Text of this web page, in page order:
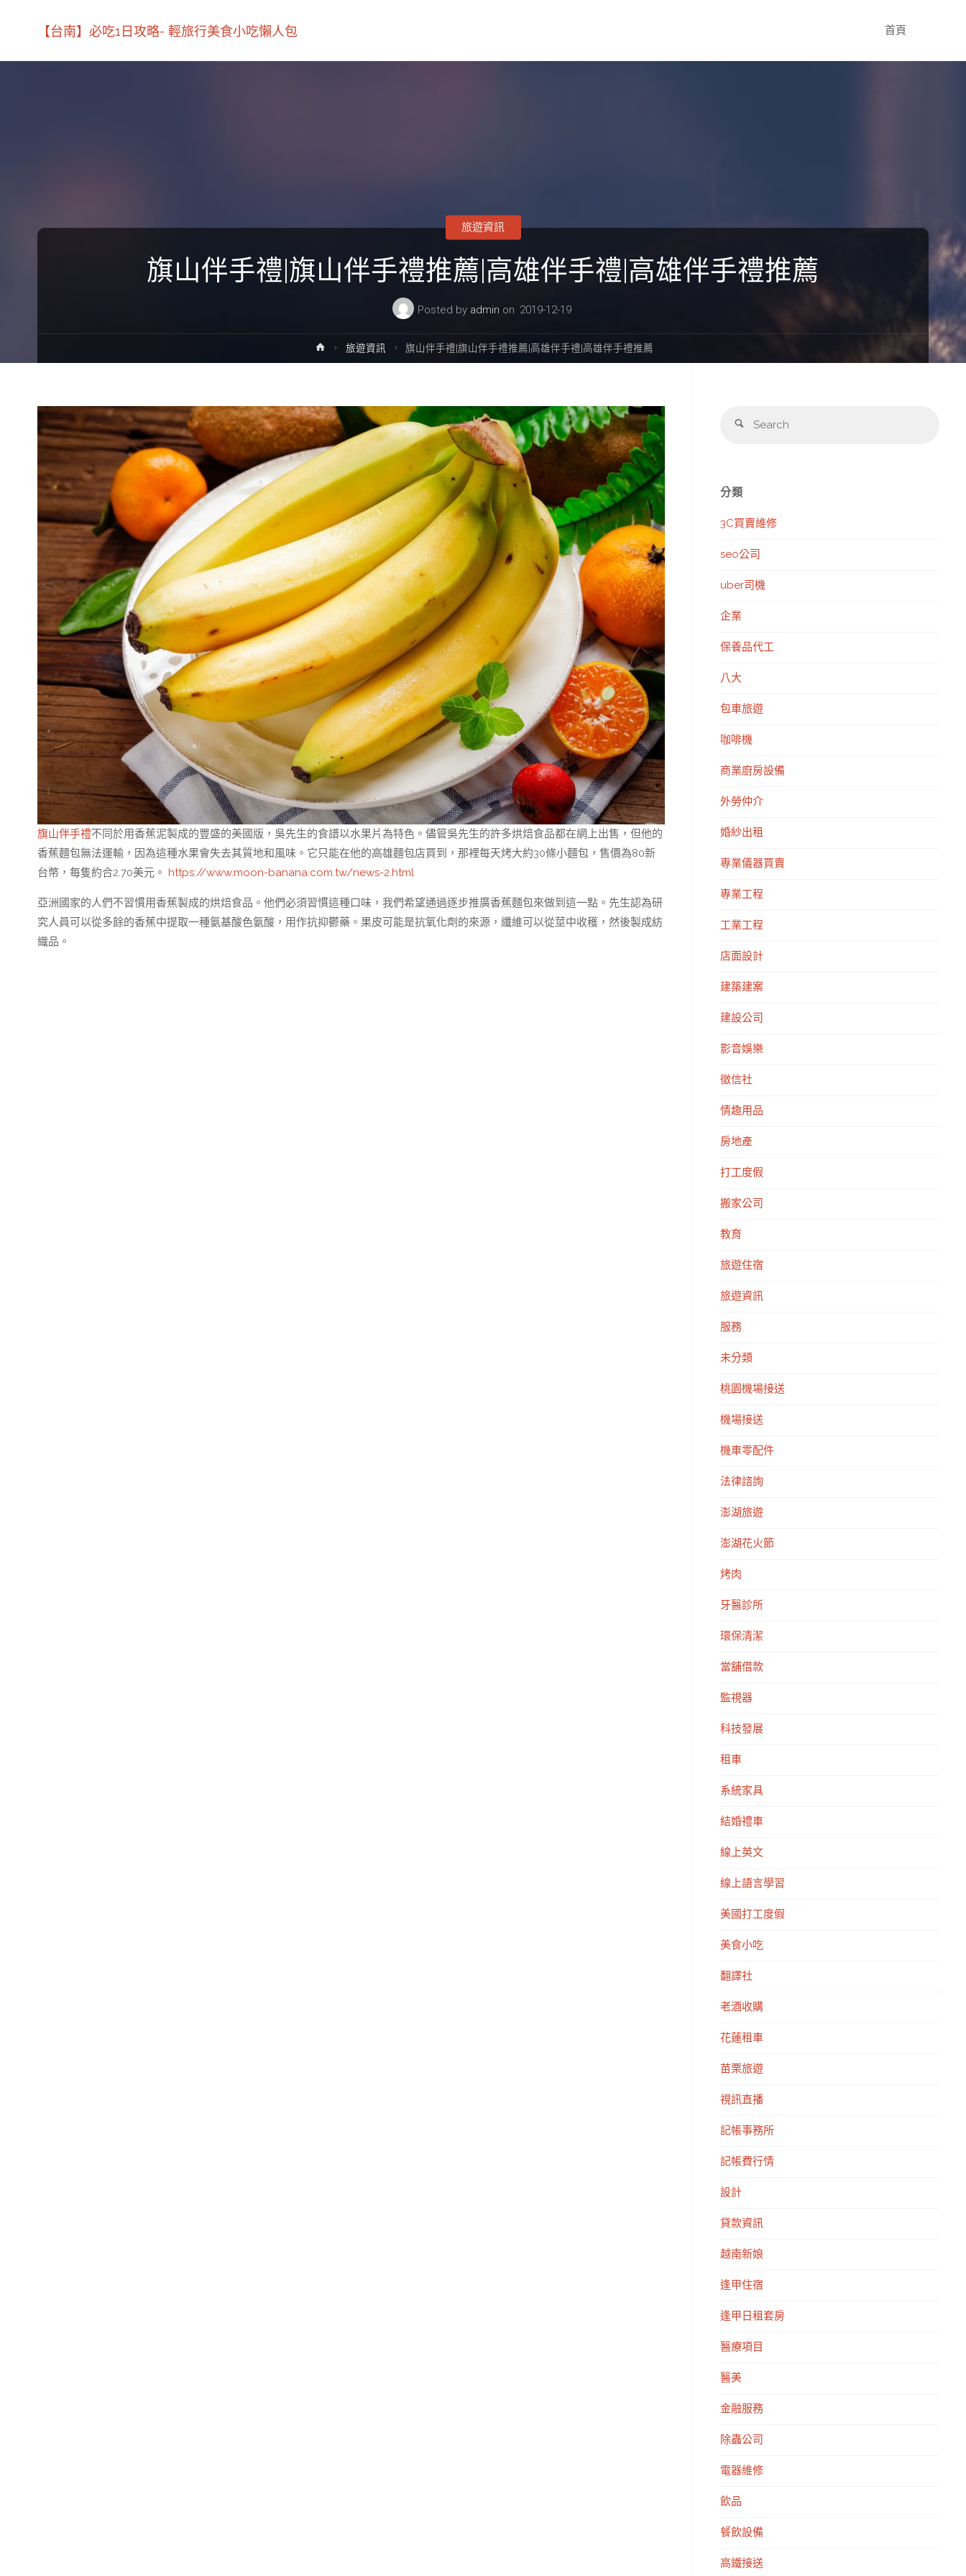
【台南】必吃1日攻略- 輕旅行美食小吃懶人包 首頁
旗山伴手禮|旗山伴手禮推薦|高雄伴手禮|高雄伴手禮推薦
Posted by admin on 2019-12-19
旅遊資訊
Home旅遊資訊 旗山伴手禮|旗山伴手禮推薦|高雄伴手禮|高雄伴手禮推薦
旗山伴手禮不同於用香蕉泥製成的豐盛的美國版，吳先生的食譜以水果片為特色。儘管吳先生的許多烘焙食品都在網上出售，但他的
香蕉麵包無法運輸，因為這種水果會失去其質地和風味。它只能在他的高雄麵包店買到，那裡每天烤大約30條小麵包，售價為80新
台幣，每隻約合2.70美元。 https://www.moon-banana.com.tw/news-2.html
亞洲國家的人們不習慣用香蕉製成的烘焙食品。他們必須習慣這種口味，我們希望通過逐步推廣香蕉麵包來做到這一點。先生認為研
究人員可以從多餘的香蕉中提取一種氨基酸色氨酸，用作抗抑鬱藥。果皮可能是抗氧化劑的來源，纖維可以從莖中收穫，然後製成紡
織品。
Search
分類
3C買賣維修
seo公司
uber司機
企業
保養品代工
八大
包車旅遊
咖啡機
商業廚房設備
外勞仲介
婚紗出租
專業儀器買賣
專業工程
工業工程
店面設計
建築建案
建設公司
影音娛樂
徵信社
情趣用品
房地產
打工度假
搬家公司
教育
旅遊住宿
旅遊資訊
服務
未分類
桃園機場接送
機場接送
機車零配件
法律諮詢
澎湖旅遊
澎湖花火節
烤肉
牙醫診所
環保清潔
當舖借款
監視器
科技發展
租車
系統家具
結婚禮車
線上英文
線上語言學習
美國打工度假
美食小吃
翻譯社
老酒收購
花蓮租車
苗栗旅遊
視訊直播
記帳事務所
記帳費行情
設計
貸款資訊
越南新娘
逢甲住宿
逢甲日租套房
醫療項目
醫美
金融服務
除蟲公司
電器維修
飲品
餐飲設備
高鐵接送